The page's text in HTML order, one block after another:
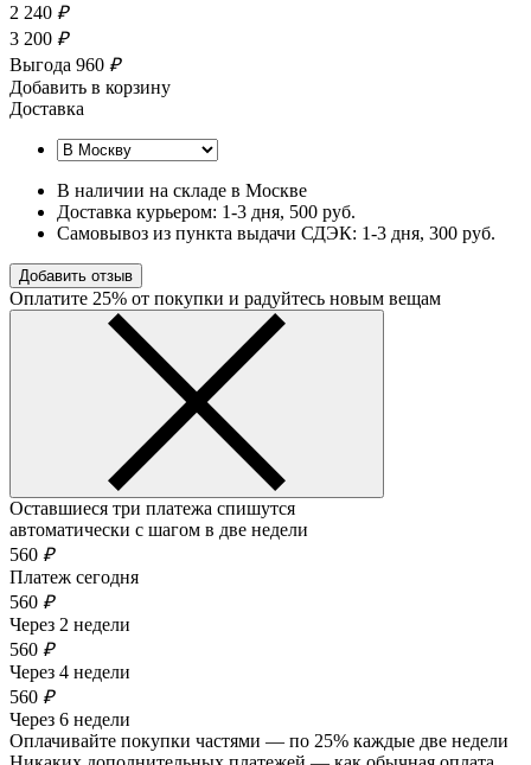
2 240 ₽
3 200 ₽
Выгода 960 ₽
Добавить в корзину
Доставка
В наличии на складе в Москве
Доставка курьером: 1-3 дня, 500 руб.
Самовывоз из пункта выдачи СДЭК: 1-3 дня, 300 руб.
Добавить отзыв
Оплатите 25% от покупки и радуйтесь новым вещам
Оставшиеся три платежа спишутся
автоматически с шагом в две недели
560 ₽
Платеж сегодня
560 ₽
Через 2 недели
560 ₽
Через 4 недели
560 ₽
Через 6 недели
Оплачивайте покупки частями — по 25% каждые две недели